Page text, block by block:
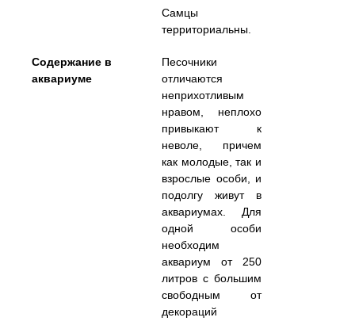
Самцы
территориальны.
Содержание в
аквариуме
Песочники
отличаются
неприхотливым
нравом, неплохо
привыкают к
неволе, причем
как молодые, так и
взрослые особи, и
подолгу живут в
аквариумах. Для
одной особи
необходим
аквариум от 250
литров с большим
свободным от
декораций